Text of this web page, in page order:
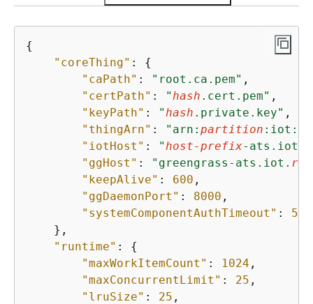
{
"coreThing" : {
"caPath" : "root.ca.pem" ,
"certPath" : " hash .cert.pem" ,
"keyPath" : " hash .private.key" ,
"thingArn" : "arn: partition :iot:
"iotHost" : " host-prefix-ats.iot.
"ggHost" : "greengrass-ats.iot.
"keepAlive" : 600 ,
"ggDaemonPort" : 8000 ,
"systemComponentAuthTimeout" :
    },
"runtime" : {
"maxWorkItemCount" : 1024 ,
"maxConcurrentLimit" : 25 ,
"lruSize" : 25 ,